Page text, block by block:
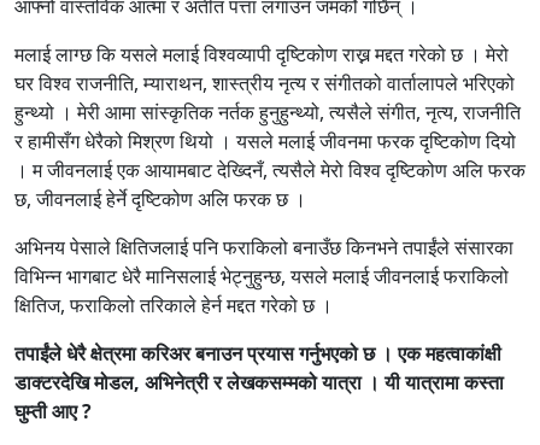
आफ्नो वास्तविक आत्मा र अतीत पत्ता लगाउन जमर्को गर्छिन् ।
मलाई लाग्छ कि यसले मलाई विश्वव्यापी दृष्टिकोण राख्न मद्दत गरेको छ । मेरो
घर विश्व राजनीति, म्याराथन, शास्त्रीय नृत्य र संगीतको वार्तालापले भरिएको
हुन्थ्यो । मेरी आमा सांस्कृतिक नर्तक हुनुहुन्थ्यो, त्यसैले संगीत, नृत्य, राजनीति
र हामीसँग धेरैको मिश्रण थियो । यसले मलाई जीवनमा फरक दृष्टिकोण दियो
। म जीवनलाई एक आयामबाट देख्दिनँ, त्यसैले मेरो विश्व दृष्टिकोण अलि फरक
छ, जीवनलाई हेर्ने दृष्टिकोण अलि फरक छ ।
अभिनय पेसाले क्षितिजलाई पनि फराकिलो बनाउँछ किनभने तपाईंले संसारका
विभिन्न भागबाट धेरै मानिसलाई भेट्नुहुन्छ, यसले मलाई जीवनलाई फराकिलो
क्षितिज, फराकिलो तरिकाले हेर्न मद्दत गरेको छ ।
तपाईंले धेरै क्षेत्रमा करिअर बनाउन प्रयास गर्नुभएको छ । एक महत्वाकांक्षी
डाक्टरदेखि मोडल, अभिनेत्री र लेखकसम्मको यात्रा । यी यात्रामा कस्ता
घुम्ती आए ?